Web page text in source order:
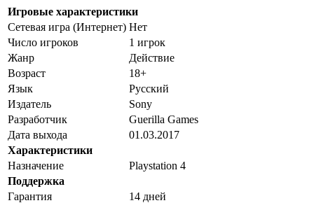
Игровые характеристики
Сетевая игра (Интернет) Нет
Число игроков
1 игрок
Жанр
Действие
Возраст
18+
Язык
Русский
Издатель
Sony
Разработчик
Guerilla Games
Дата выхода
01.03.2017
Характеристики
Назначение
Playstation 4
Поддержка
Гарантия
14 дней